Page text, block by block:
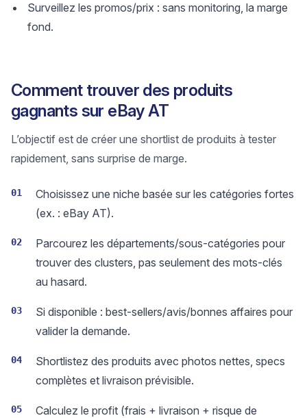
Surveillez les promos/prix : sans monitoring, la marge
fond.
Comment trouver des produits
gagnants sur eBay AT
L’objectif est de créer une shortlist de produits à tester
rapidement, sans surprise de marge.
01
Choisissez une niche basée sur les catégories fortes
(ex. : eBay AT).
02
Parcourez les départements/sous-catégories pour
trouver des clusters, pas seulement des mots-clés
au hasard.
03
Si disponible : best-sellers/avis/bonnes affaires pour
valider la demande.
04
Shortlistez des produits avec photos nettes, specs
complètes et livraison prévisible.
05
Calculez le profit (frais + livraison + risque de